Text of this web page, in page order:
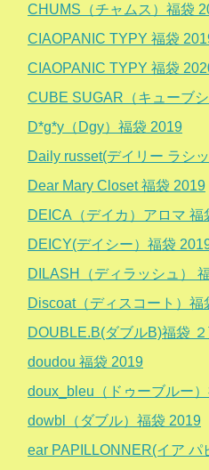
CHUMS（チャムス）福袋
CIAOPANIC TYPY 福袋
CIAOPANIC TYPY 福袋
CUBE SUGAR（キューブ
D*g*y（Dgy）福袋 2019
Daily russet(デイリー ラシ
Dear Mary Closet 福袋 2019
DEICA（デイカ）アロマ 福
DEICY(デイシー）福袋
DILASH（ディラッシュ）
Discoat（ディスコート）福
DOUBLE.B(ダブルB)福袋
doudou 福袋 2019
doux_bleu（ドゥーブルー
dowbl（ダブル）福袋 2019
ear PAPILLONNER(イア パ